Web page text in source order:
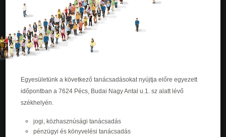
Egyesületünk a következő tanácsadásokat nyújtja előre egyezett
időpontban a 7624 Pécs, Budai Nagy Antal u.1. sz alatt lévő
székhelyén.
jogi, közhasznúsági tanácsadás
pénzügyi és könyvelési tanácsadás